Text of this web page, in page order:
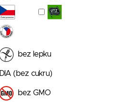
bez lepku
DIA (bez cukru)
bez GMO